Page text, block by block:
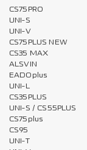
CS75PRO
UNI-S
UNI-V
CS75PLUS NEW
CS35 MAX
ALSVIN
EADOplus
UNI-L
CS35PLUS
UNI-S / CS55PLUS
CS75plus
CS95
UNI-T